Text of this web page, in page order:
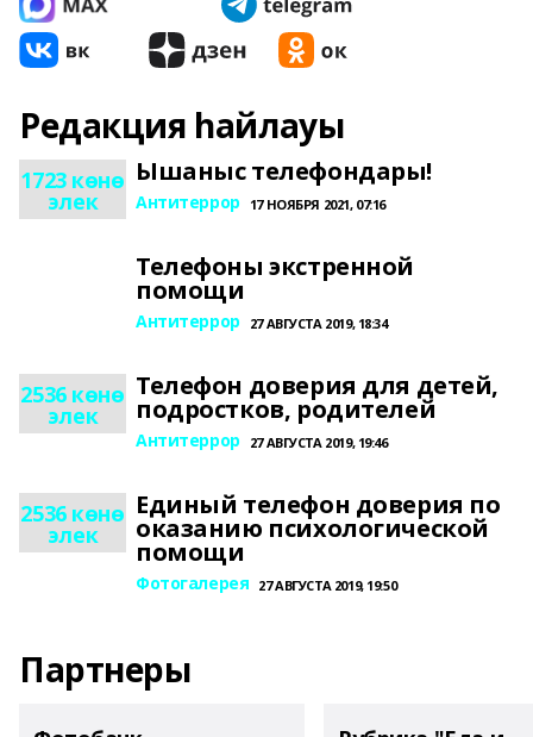
Редакция һайлауы
1723 көнө
элек
Ышаныс телефондары!
Антитеррор 17 НОЯБРЯ 2021, 07:16
Телефоны экстренной
помощи
Антитеррор 27 АВГУСТА 2019, 18:34
2536 көнө
элек
Телефон доверия для детей,
подростков, родителей
Антитеррор 27 АВГУСТА 2019, 19:46
2536 көнө
элек
Единый телефон доверия по
оказанию психологической
помощи
Фотогалерея 27 АВГУСТА 2019, 19:50
Партнеры